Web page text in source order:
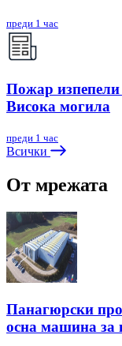
преди 1 час
Пожар изпепели
Висока могила
преди 1 час
Всички
От мрежата
Панагюрски
осна машина за